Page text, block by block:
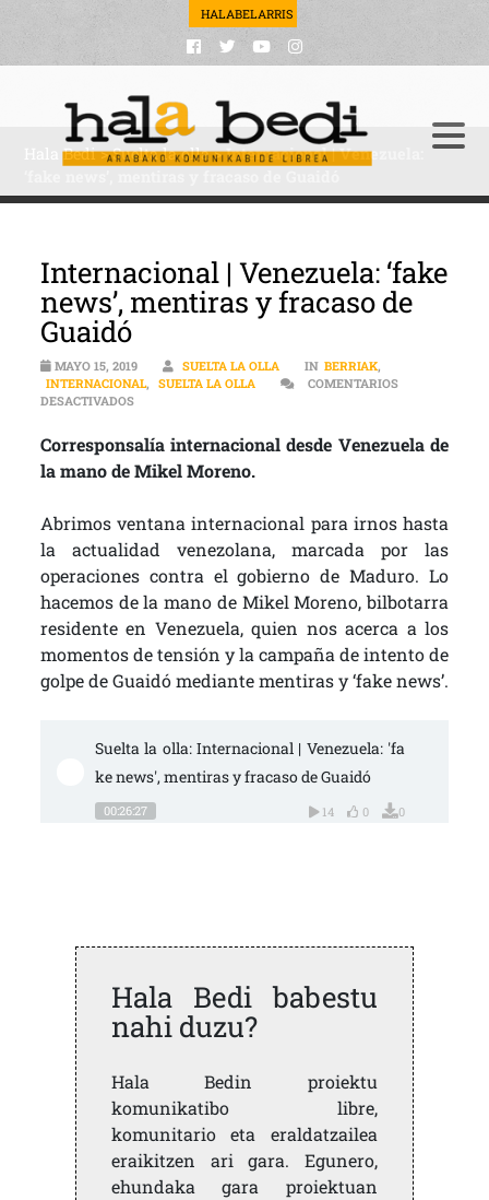
HALABELARRIS
Hala Bedi>Suelta la olla>Internacional | Venezuela:
Internacional | Venezuela: ‘fake
news’, mentiras y fracaso de
Guaidó
MAYO 15, 2019 SUELTA LA OLLA IN BERRIAK,
INTERNACIONAL, SUELTA LA OLLA
COMENTARIOS
DESACTIVADOSEN INTERNACIONAL | VENEZUELA: ‘FAKE NEWS’,
Corresponsalía internacional desde Venezuela de
la mano de Mikel Moreno.
Abrimos ventana internacional para irnos hasta
la actualidad venezolana, marcada por las
operaciones contra el gobierno de Maduro. Lo
hacemos de la mano de Mikel Moreno, bilbotarra
residente en Venezuela, quien nos acerca a los
momentos de tensión y la campaña de intento de
golpe de Guaidó mediante mentiras y ‘fake news’.
Suelta la olla: Internacional | Venezuela: 'fa
ke news', mentiras y fracaso de Guaidó
00:26:27 14 0 0
Hala Bedi babestu
nahi duzu?
Hala Bedin proiektu
komunikatibo libre,
komunitario eta eraldatzailea
eraikitzen ari gara. Egunero,
ehundaka gara proiektuan